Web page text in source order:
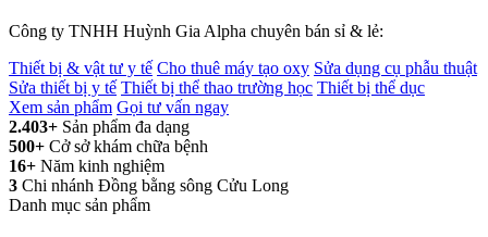
Công ty TNHH Huỳnh Gia Alpha chuyên bán sỉ & lẻ:
Thiết bị & vật tư y tế Cho thuê máy tạo oxy Sửa dụng cụ phẫu thuật
Sửa thiết bị y tế Thiết bị thể thao trường học Thiết bị thể dục
Xem sản phẩm Gọi tư vấn ngay
2.403+ Sản phẩm đa dạng
500+ Cở sở khám chữa bệnh
16+ Năm kinh nghiệm
3 Chi nhánh Đồng bằng sông Cửu Long
Danh mục sản phẩm